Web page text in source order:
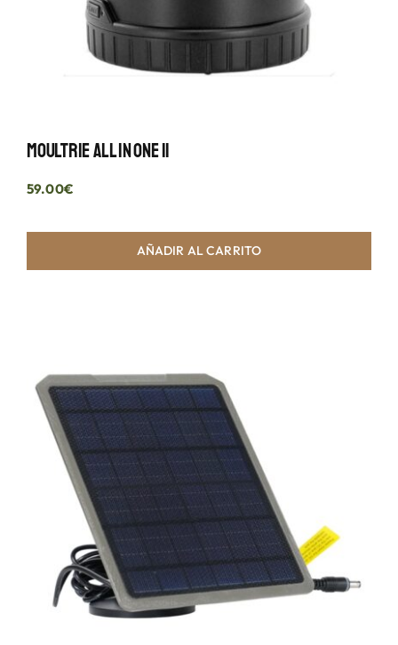
Moultrie All In One II
59.00€
AÑADIR AL CARRITO